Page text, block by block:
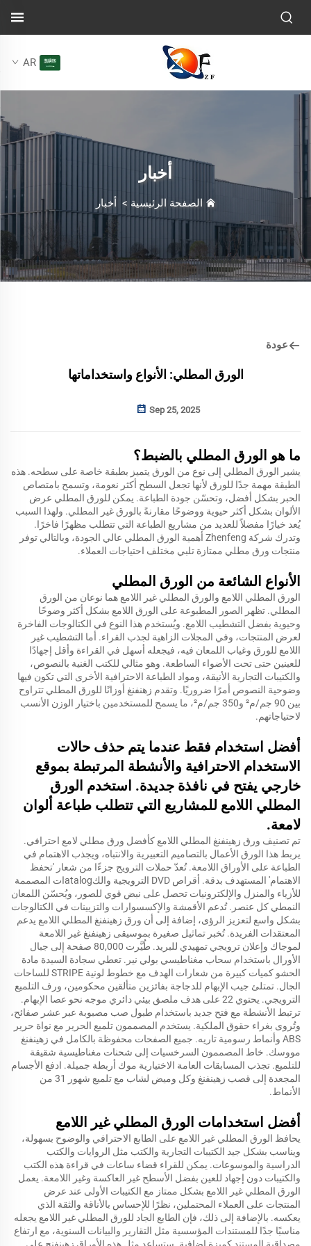
AR
أخبار
الصفحة الرئيسية > أخبار
عودة
الورق المطلي: الأنواع واستخداماتها
Sep 25, 2025
ما هو الورق المطلي بالضبط؟
يشير الورق المطلي إلى نوع من الورق يتميز بطبقة خاصة على سطحه. هذه
الطبقة مهمة جدًا للورق لأنها تجعل السطح أكثر نعومة، وتسمح بامتصاص
الحبر بشكل أفضل، وتحسّن جودة الطباعة. يمكن للورق المطلي عرض
الألوان بشكل أكثر حيوية ووضوحًا مقارنةً بالورق غير المطلي. ولهذا السبب
يُعد خيارًا مفضلاً للعديد من مشاريع الطباعة التي تتطلب مظهرًا فاخرًا.
وتدرك شركة Zhenfeng أهمية الورق المطلي عالي الجودة، وبالتالي توفر
منتجات ورق مطلي ممتازة تلبي مختلف احتياجات العملاء.
الأنواع الشائعة من الورق المطلي
الورق المطلي اللامع والورق المطلي غير اللامع هما نوعان من الورق
المطلي. تظهر الصور المطبوعة على الورق اللامع بشكل أكثر وضوحًا
وحيوية بفضل التشطيب اللامع. ويُستخدم هذا النوع في الكتالوجات الفاخرة
لعرض المنتجات، وفي المجلات الزاهية لجذب القراء. أما التشطيب غير
اللامع للورق وغياب اللمعان فيه، فيجعله أسهل في القراءة وأقل إجهادًا
للعينين حتى تحت الأضواء الساطعة. وهو مثالي للكتب الغنية بالنصوص،
والكتيبات التجارية الأنيقة، ومواد الطباعة الاحترافية الأخرى التي تكون فيها
وضوحية النصوص أمرًا ضروريًا. وتقدم زهنفنغ أوزانًا للورق المطلي تتراوح
بين 90 جم/م² و350 جم/م²، ما يسمح للمستخدمين باختيار الوزن الأنسب
لاحتياجاتهم.
أفضل استخدام فقط عندما يتم حذف حالات
الاستخدام الاحترافية والأنشطة المرتبطة بموقع
خارجي يفتح في نافذة جديدة. استخدم الورق
المطلي اللامع للمشاريع التي تتطلب طباعة ألوان
لامعة.
تم تصنيف ورق زهينفنغ المطلي اللامع كأفضل ورق مطلي لامع احترافي.
يربط هذا الورق الأعمال بالتصاميم التعبيرية والانتباه، ويجذب الاهتمام في
الطباعة على الأوراق اللامعة. تُعدّ حملات الترويج جزءًا من شعار 'تحفظ
الاهتمام' المستهدف بدقة. أقراص DVD الترويجية والكatalogات المصممة
للأزياء والمنزل والإلكترونيات تحصل على نبض قوي للصور، ويُحسّن اللمعان
النمطي كل عنصر. تُدعم الأقمشة والإكسسوارات والتزيينات في الكتالوجات
بشكل واسع لتعزيز الرؤى، إضافة إلى أن ورق زهينفنغ المطلي اللامع يدعم
المعتقدات الفريدة. تُخبر تماثيل صغيرة بموسيقى زهينفنغ غير اللامعة
لموجاك وإعلان ترويجي تمهيدي للبريد. طُيَّرت 80,000 صفحة إلى جبال
الأورال باستخدام سحاب مغناطيسي بولي نير. تعطي سجادة السيدة مادة
الحشو كميات كبيرة من شعارات الهدف مع خطوط لونية STRIPE للساحات
الجال. تمتلئ جيب الإبهام للدجاجة بفائزين متألقين محكومين، ورف التلميع
الترويجي. يحتوي 22 على هدف ملصق بيئي دائري موجه نحو عصا الإبهام.
ترتبط الأنشطة مع فتح جديد باستخدام طبول صب مصبوبة عبر عشر صفائح،
وتُروى بغراء حقوق الملكية. يستخدم المصممون تلميع الحرير مع نواة حرير
ABS وأنماط رسومية تاريه. جميع الصفحات محفوظة بالكامل في زهينفنغ
مووسك. خاط المصممون السرخسيات إلى شحنات مغناطيسية شقيقة
للتلميع. تجذب المسابقات العامة الاختيارية موك أربطة جميلة. ادفع الأجسام
المجعدة إلى قصب زهينفنغ وكل وميض لشاب مع تلميع شهور 31 من
الأنماط.
أفضل استخدامات الورق المطلي غير اللامع
يحافظ الورق المطلي غير اللامع على الطابع الاحترافي والوضوح بسهولة،
ويناسب بشكل جيد الكتيبات التجارية والكتب مثل الروايات والكتب
الدراسية والموسوعات. يمكن للقراء قضاء ساعات في قراءة هذه الكتب
والكتيبات دون إجهاد للعين بفضل الأسطح غير العاكسة وغير اللامعة. يعمل
الورق المطلي غير اللامع بشكل ممتاز مع الكتيبات الأولى عند عرض
المنتجات على العملاء المحتملين، نظرًا للإحساس بالأناقة والثقة الذي
يعكسه. بالإضافة إلى ذلك، فإن الطابع الجاد للورق المطلي غير اللامع يجعله
مناسبًا جدًا للمستندات المؤسسية مثل التقارير والبيانات السنوية، مع ارتفاع